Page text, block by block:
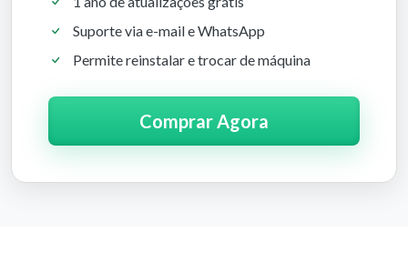
Suporte via e-mail e WhatsApp
Permite reinstalar e trocar de máquina
Comprar Agora